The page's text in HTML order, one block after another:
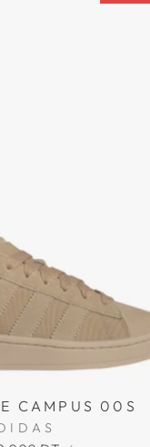
CAMPUS 00S